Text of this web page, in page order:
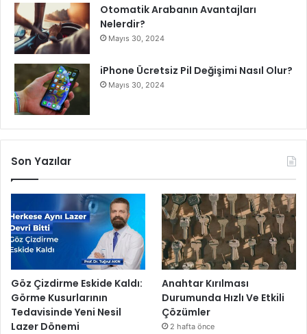
Otomatik Arabanın Avantajları
Nelerdir?
Mayıs 30, 2024
iPhone Ücretsiz Pil Değişimi Nasıl Olur?
Mayıs 30, 2024
Son Yazılar
Göz Çizdirme Eskide Kaldı:
Görme Kusurlarının
Tedavisinde Yeni Nesil
Lazer Dönemi
Anahtar Kırılması
Durumunda Hızlı Ve Etkili
Çözümler
2 hafta önce